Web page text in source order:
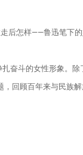
走后怎样——鲁迅笔下
奋斗的女性形象
回顾百年来与民